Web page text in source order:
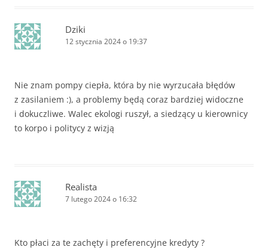
Dziki
12 stycznia 2024 o 19:37
Nie znam pompy ciepła, która by nie wyrzucała błędów
z zasilaniem :), a problemy będą coraz bardziej widoczne
i dokuczliwe. Walec ekologi ruszył, a siedzący u kierownicy
to korpo i politycy z wizją
Realista
7 lutego 2024 o 16:32
Kto płaci za te zachęty i preferencyjne kredyty ?